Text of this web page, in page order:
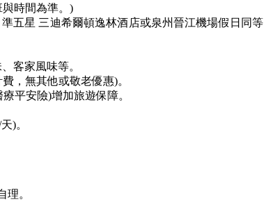
時間為準。)
準五星 三迪希爾頓逸林酒店或泉州晉江機場假日同等
客家風味等。
，無其他或敬老優惠)。
平安險)增加旅遊保障。
)。
。